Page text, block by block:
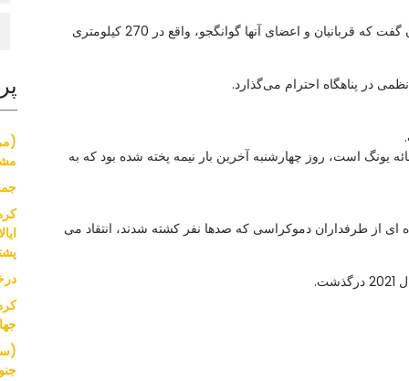
"پدربزرگ من، چون دو-هوان) چون وو وون به خبرنگاران گفت که قربانیان و اعضای آنها گوانگجو، واقع در 270 کیلومتری
است، روز چهارشنبه آخرین بار نیمه پخته شده بود که به
1979، به طور گسترده ای از طرفداران دموکراسی که صدها نفر کشته شدند، انتقاد می